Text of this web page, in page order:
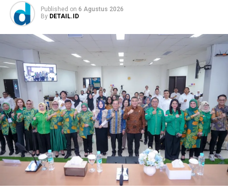
Published on 6 Agustus 2026
By DETAIL.ID